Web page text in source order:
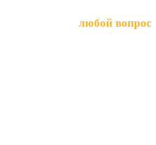
любой вопрос